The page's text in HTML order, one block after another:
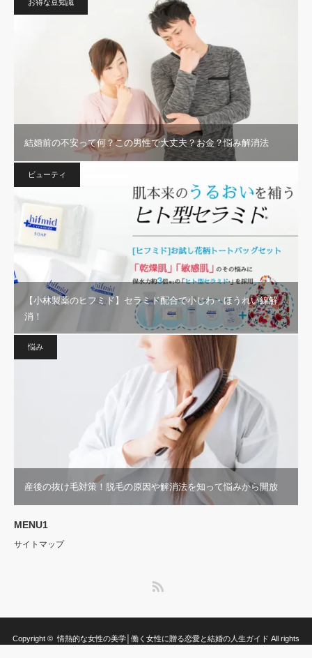
お得な豆知識
結婚前の不安って何？この男性で大丈夫？お金？悩み解消法
ビューティ
【小林製薬のヒフミド】セラミド配合で小じわ・ほうれい線解
消！
悩み
産後の抜け毛対策！脱毛の原因や解消法を知って悩みから開放
MENU1
サイトマップ
Copyright ©情熱的な女性の美学│働く女性に贈る恋愛と結婚の人生ガイド All rights